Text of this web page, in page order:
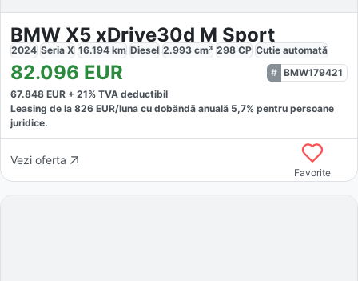
BMW X5 xDrive30d M Sport
2024 Seria X 16.194 km Diesel 2.993 cm³ 298 CP Cutie automată
82.096 EUR
BMW179421
67.848 EUR + 21% TVA deductibil
Leasing de la 826 EUR/luna cu dobăndă anuală 5,7% pentru persoane
juridice.
Vezi oferta
Favorite